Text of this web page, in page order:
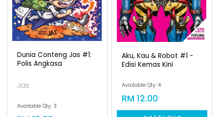
Dunia Conteng Jas #1:
Polis Angkasa
Jas
Available Qty: 3
Aku, Kau & Robot #1 -
Edisi Kemas Kini
Available Qty: 4
RM 12.00